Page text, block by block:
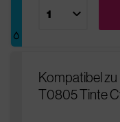
Kompatibel
T0805 Tinte